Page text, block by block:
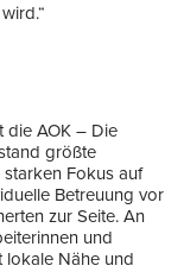
die AOK – Die
größte
Fokus auf
Betreuung vor
zur Seite. An
und
lokale Nähe und